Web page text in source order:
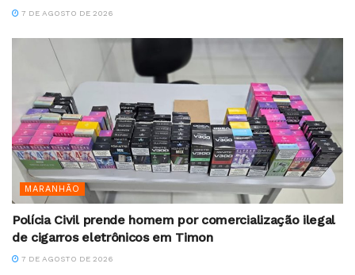
7 DE AGOSTO DE 2026
MARANHÃO
Polícia Civil prende homem por comercialização ilegal
de cigarros eletrônicos em Timon
7 DE AGOSTO DE 2026